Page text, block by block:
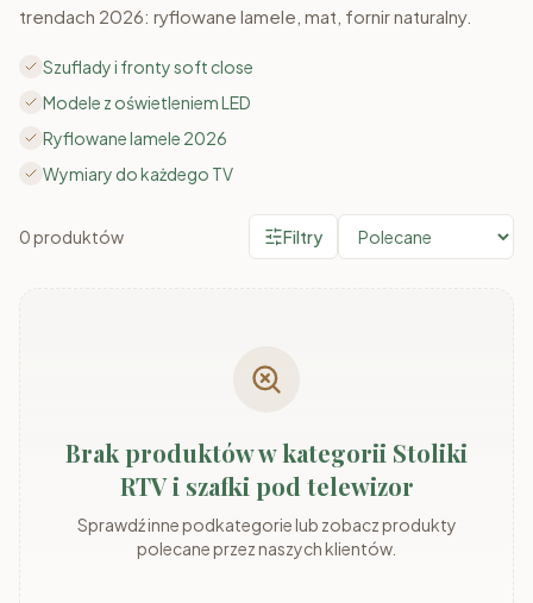
trendach 2026: ryflowane lamele, mat, fornir naturalny.
Szuflady i fronty soft close
Modele z oświetleniem LED
Ryflowane lamele 2026
Wymiary do każdego TV
0produktów Filtry
Brak produktów w kategorii Stoliki
RTV i szafki pod telewizor
Sprawdź inne podkategorie lub zobacz produkty
polecane przez naszych klientów.